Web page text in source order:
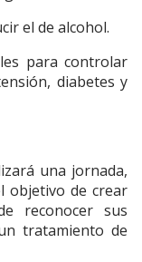
el de alcohol.
para controlar
diabetes y
una jornada,
objetivo de crear
reconocer sus
tratamiento de